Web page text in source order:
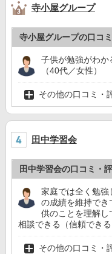
寺小屋グループ
寺小屋グループの口コ
子供が勉強がわか
（40代／女性）
その他の口コミ・
田中学習会
田中学習会の口コミ・
家庭では全く勉
の成績を維持で
供のことを理解し
相談できる（信頼できる
その他の口コミ・